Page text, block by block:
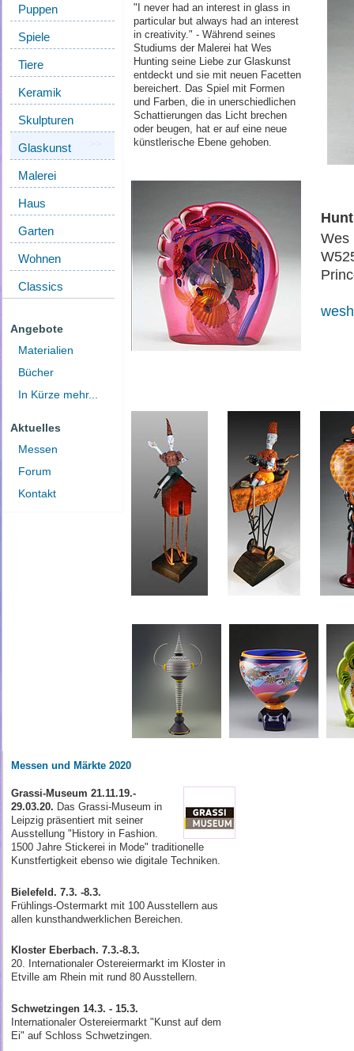
Puppen
Spiele
Tiere
Keramik
Skulpturen
Glaskunst
Malerei
Haus
Garten
Wohnen
Classics
Angebote
Materialien
Bücher
In Kürze mehr...
Aktuelles
Messen
Forum
Kontakt
"I never had an interest in glass in
particular but always had an interest
in creativity." - Während seines
Studiums der Malerei hat Wes
Hunting seine Liebe zur Glaskunst
entdeckt und sie mit neuen Facetten
bereichert. Das Spiel mit Formen
und Farben, die in unerschiedlichen
Schattierungen das Licht brechen
oder beugen, hat er auf eine neue
künstlerische Ebene gehoben.
Wes
Messen und Märkte 2020
Grassi-Museum 21.11.19.-
29.03.20. Das Grassi-Museum in
Leipzig präsentiert mit seiner
Ausstellung "History in Fashion.
1500 Jahre Stickerei in Mode" traditionelle
Kunstfertigkeit ebenso wie digitale Techniken.
Bielefeld. 7.3. -8.3.
Frühlings-Ostermarkt mit 100 Ausstellern aus
allen kunst­hand­werklichen Bereichen.
Kloster Eberbach. 7.3.-8.3.
20. Internationaler Ostereiermarkt im Kloster in
Etville am Rhein mit rund 80 Ausstellern.
Schwetzingen 14.3. - 15.3.
Internationaler Ostereiermarkt "Kunst auf dem
Ei" auf Schloss Schwetzingen.